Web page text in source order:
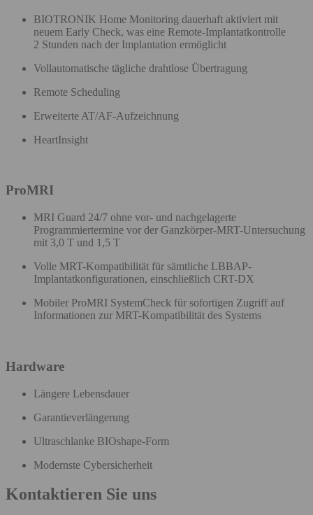
BIOTRONIK Home Monitoring dauerhaft aktiviert mit
neuem Early Check, was eine Remote-Implantatkontrolle
2 Stunden nach der Implantation ermöglicht
Vollautomatische tägliche drahtlose Übertragung ​
Remote Scheduling​
Erweiterte AT/AF-Aufzeichnung
HeartInsight​
ProMRI
MRI Guard 24/7​ ohne vor- und nachgelagerte
Programmiertermine vor der Ganzkörper-MRT-Untersuchung
mit 3,0 T und 1,5 T
Volle MRT-Kompatibilität für sämtliche LBBAP-
Implantatkonfigurationen, einschließlich CRT-DX
Mobiler ProMRI SystemCheck für sofortigen Zugriff auf
Informationen zur MRT-Kompatibilität des Systems
Hardware
Längere Lebensdauer
Garantieverlängerung
Ultraschlanke BIOshape​-Form
Modernste Cybersicherheit
Kontaktieren Sie uns